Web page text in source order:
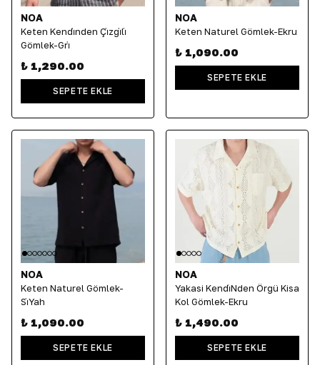
NOA
Keten Kendi̇nden Çi̇zgi̇li̇
Gömlek-Gri̇
₺ 1,290.00
SEPETE EKLE
NOA
Keten Naturel Gömlek-Ekru
₺ 1,090.00
SEPETE EKLE
NOA
Keten Naturel Gömlek-
Si̇Yah
₺ 1,090.00
SEPETE EKLE
NOA
Yakasi Kendi̇Nden Örgü Kisa
Kol Gömlek-Ekru
₺ 1,490.00
SEPETE EKLE